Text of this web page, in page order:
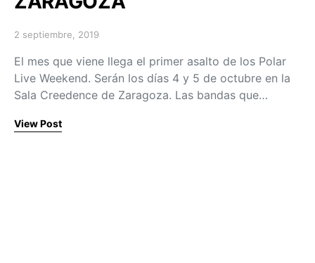
Posted on
2 septiembre, 2019
El mes que viene llega el primer asalto de los Polar
Live Weekend. Serán los días 4 y 5 de octubre en la
Sala Creedence de Zaragoza. Las bandas que…
View Post